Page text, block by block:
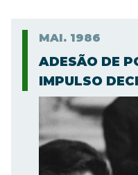
MAI. 1986
ADESÃO DE
IMPULSO